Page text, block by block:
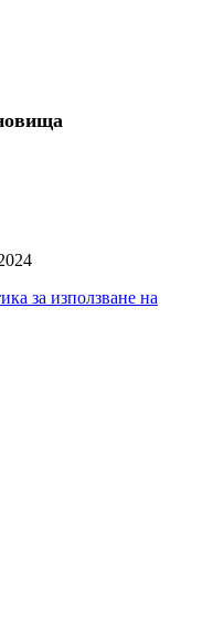
за използване на